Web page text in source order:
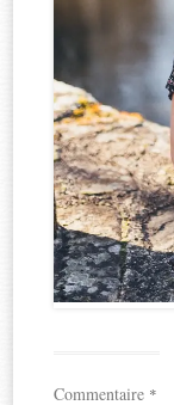
Commentaire *